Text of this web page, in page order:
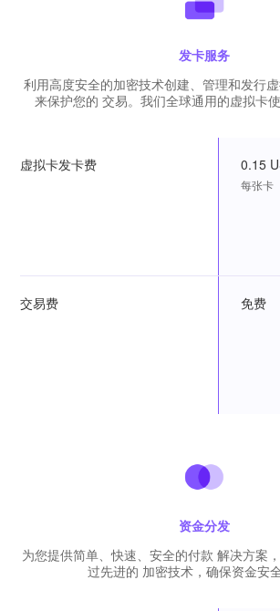
发卡服务
利用高度安全的加密技术创建、管理和发行
来保护您的 交易。我们全球通用的虚拟卡
虚拟卡发卡费 0.15
每张卡
交易费 免费
资金分发
为您提供简单、快速、安全的付款 解决方案
过先进的 加密技术，确保资金安全